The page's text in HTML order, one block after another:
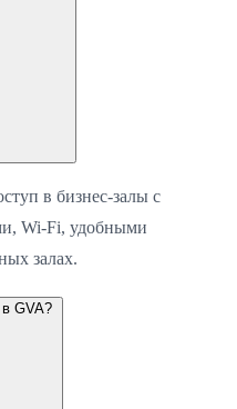
в бизнес-залы с
Wi-Fi, удобными
залах.
GVA?